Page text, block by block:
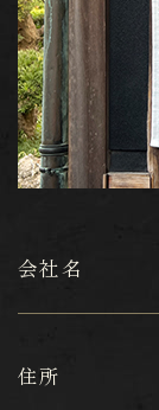
会社名
住所